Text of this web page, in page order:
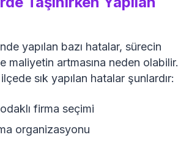
yapılan bazı hatalar, sürecin
maliyetin artmasına neden olabilir.
sık yapılan hatalar şunlardır:
firma seçimi
organizasyonu